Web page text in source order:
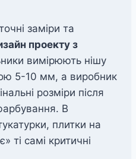
заміри та
проекту з
вимірюють нішу
5-10 мм, а виробник
розміри після
В
плитки на
ті самі критичні